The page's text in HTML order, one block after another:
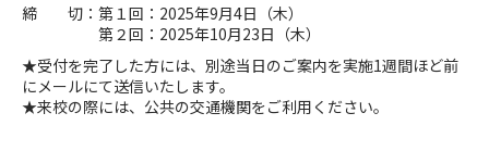
締 切：第１回：2025年9月4日（木）
第２回：2025年10月23日（木）
★受付を完了した方には、別途当日のご案内を実施1週間ほど前
にメールにて送信いたします。
★来校の際には、公共の交通機関をご利用ください。